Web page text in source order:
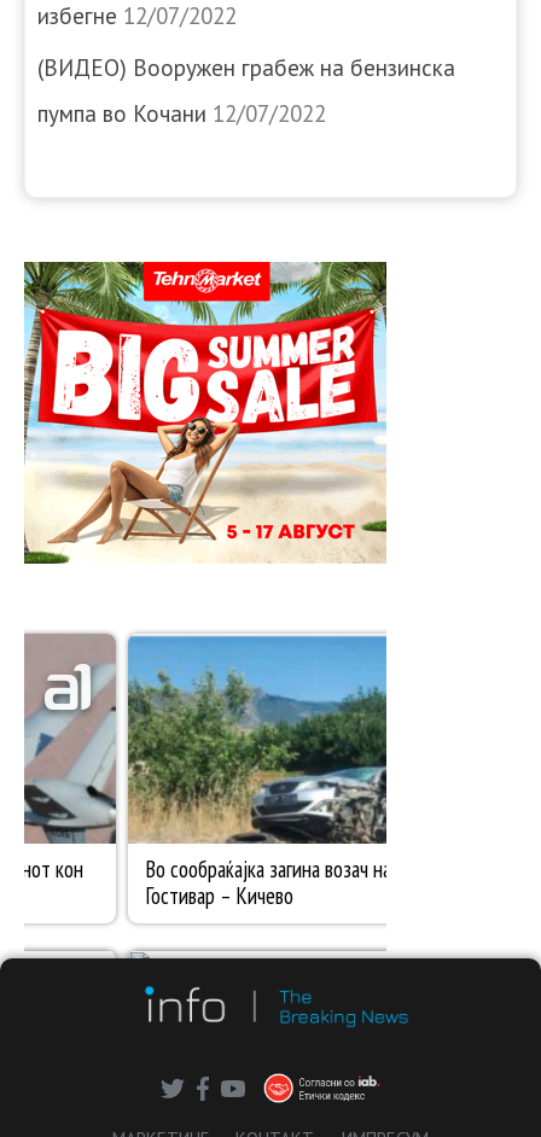
избегне 12/07/2022
(ВИДЕО) Вооружен грабеж на бензинска
пумпа во Кочани 12/07/2022